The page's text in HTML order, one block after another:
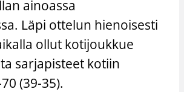
ainoassa
Läpi ottelun hienoisesti
ollut kotijoukkue
sarjapisteet kotiin
(39-35).